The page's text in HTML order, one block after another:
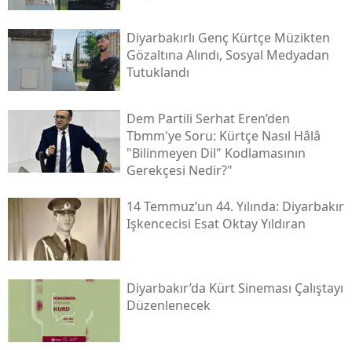
Diyarbakırlı Genç Kürtçe Müzikten
Gözaltına Alındı, Sosyal Medyadan
Tutuklandı
Dem Partili Serhat Eren’den
Tbmm'ye Soru: Kürtçe Nasıl Hâlâ
"bilinmeyen Dil" Kodlamasının
Gerekçesi Nedir?"
14 Temmuz’un 44. Yılında: Diyarbakır
Işkencecisi Esat Oktay Yıldıran
Diyarbakır’da Kürt Sineması Çalıştayı
Düzenlenecek